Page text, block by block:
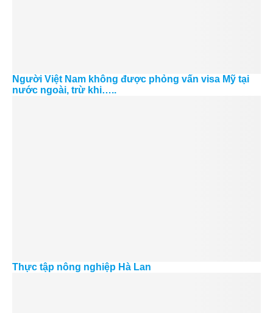
Người Việt Nam không được phỏng vấn visa Mỹ tại
nước ngoài, trừ khi…..
Thực tập nông nghiệp Hà Lan